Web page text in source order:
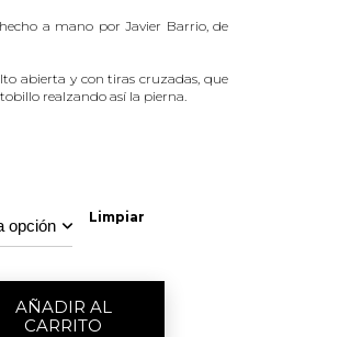
a mano por Javier Barrio, de
abierta y con tiras cruzadas, que
realzando así la pierna.
Limpiar
AÑADIR AL
CARRITO